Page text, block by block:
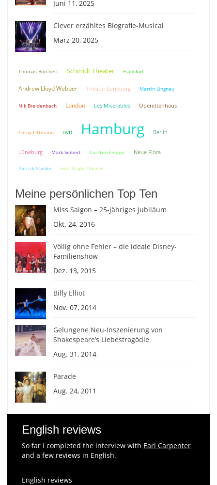
Juni 11, 2025
Clever erzähltes Biografie-Musical
März 20, 2025
Thomas Borchert Schmidt Theater Frankfurt
Andrew Lloyd Webber Theater Lüneburg Martin Lingnau
Nik Breidenbach London Les Miserables Operettenhaus
Corny Littmann DVD Hamburg Berlin
Lüneburg Mark Seibert Carsten Lepper Neue Flora
Patrick Stanke First Stage Theater
Meine persönlichen Top Ten
Miss Saigon – 25-jähriges Jubiläum
Okt. 24, 2016
Völlig ohne Fehler – die ideale Disney-
Familienshow
Dez. 13, 2015
Billy Elliot
Nov. 07, 2014
Gelungene Neu-Inszenierung von
Shakespeare’s Liebestragödie
Aug. 31, 2014
Parade
Aug. 24, 2011
English reviews
So far I completed the interview with Earl Carpenter
and a few reviews in English.
English reviews